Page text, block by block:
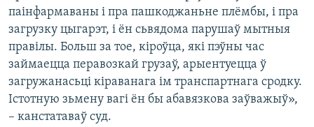
паінфармаваны і пра пашкоджаньне плёмбы, і пра
загрузку цыгарэт, і ён сьвядома парушаў мытныя
правілы. Больш за тое, кіроўца, які пэўны час
займаецца перавозкай грузаў, арыентуецца ў
загружанасьці кіраванага ім транспартнага сродку.
Істотную зьмену вагі ён бы абавязкова заўважыў»,
– канстатаваў суд.